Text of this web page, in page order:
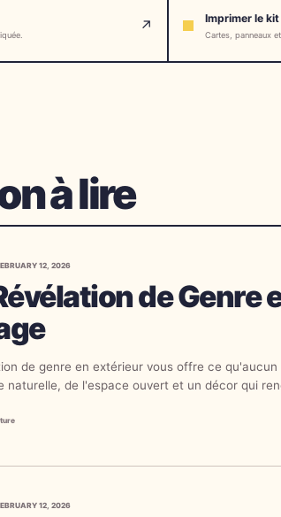
↗ Imprimer le
Cartes, panneaux
à lire
12, 2026
de Genre
de genre en extérieur vous offre ce qu'aucun
naturelle, de l'espace ouvert et un décor qui
12, 2026